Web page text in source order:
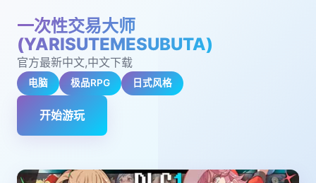
一次性交易大师
(YARISUTEMESUBUTA)
官方最新中文,中文下载
电脑 极品RPG 日式风格
开始游玩